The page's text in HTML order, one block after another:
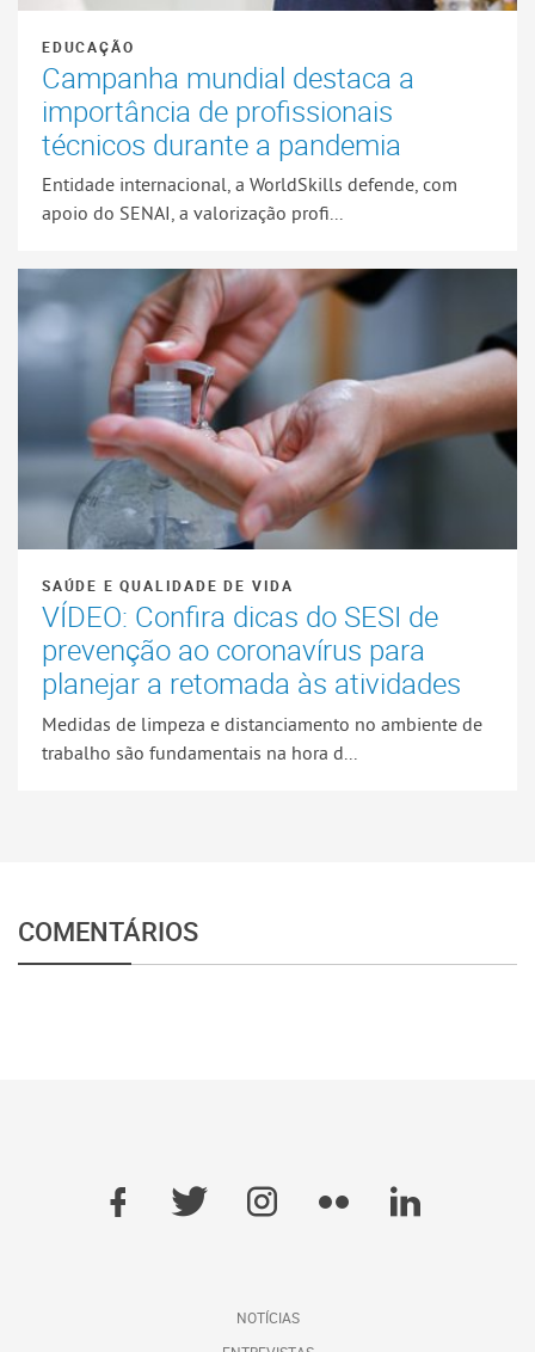
EDUCAÇÃO
Campanha mundial destaca a
importância de profissionais
técnicos durante a pandemia
Entidade internacional, a WorldSkills defende, com
apoio do SENAI, a valorização profi...
SAÚDE E QUALIDADE DE VIDA
VÍDEO: Confira dicas do SESI de
prevenção ao coronavírus para
planejar a retomada às atividades
Medidas de limpeza e distanciamento no ambiente de
trabalho são fundamentais na hora d...
COMENTÁRIOS
NOTÍCIAS